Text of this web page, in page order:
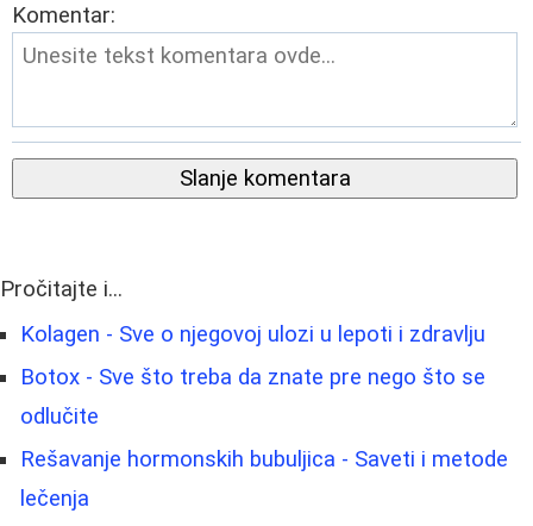
Komentar:
Slanje komentara
Pročitajte i...
Kolagen - Sve o njegovoj ulozi u lepoti i zdravlju
Botox - Sve što treba da znate pre nego što se
odlučite
Rešavanje hormonskih bubuljica - Saveti i metode
lečenja